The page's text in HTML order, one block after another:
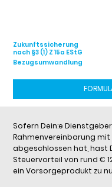
Zukunftssicherung
nach §3 (1) Z 15a EStG
Bezugsumwandlung
Sofern Dein:e
Rahmenvereinbarung
abgeschlossen hat, hast
Steuervorteil von rund €
ein Vorsorgeprodukt zu